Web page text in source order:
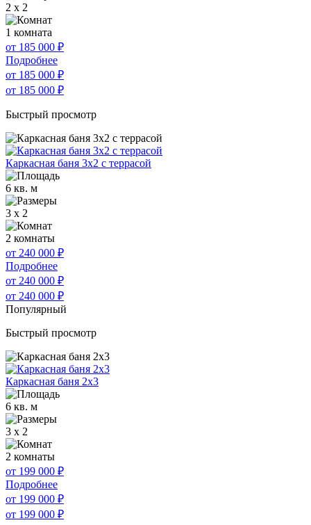
2 x 2
1 комната
от 185 000 ₽
Подробнее
от 185 000 ₽
от 185 000 ₽
Быстрый просмотр
Каркасная баня 3х2 с террасой
6 кв. м
3 x 2
2 комнаты
от 240 000 ₽
Подробнее
от 240 000 ₽
от 240 000 ₽
Популярный
Быстрый просмотр
Каркасная баня 2х3
6 кв. м
3 x 2
2 комнаты
от 199 000 ₽
Подробнее
от 199 000 ₽
от 199 000 ₽